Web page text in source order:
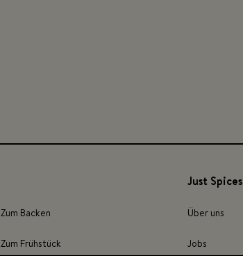
Zum Backen
Zum Frühstück
Just Spices
Über uns
Jobs